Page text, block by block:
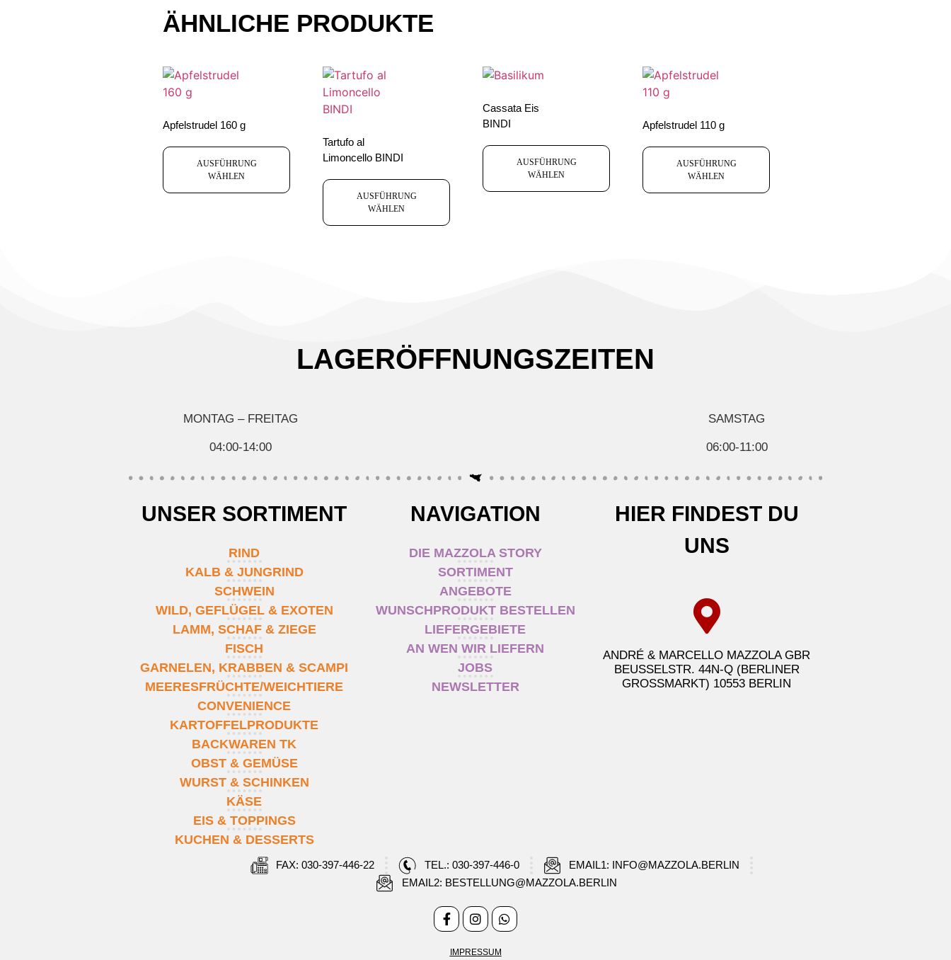
ÄHNLICHE PRODUKTE
Apfelstrudel 160 g
AUSFÜHRUNG
WÄHLEN
Tartufo al
Limoncello BINDI
AUSFÜHRUNG
WÄHLEN
Cassata Eis
BINDI
AUSFÜHRUNG
WÄHLEN
Apfelstrudel 110 g
AUSFÜHRUNG
WÄHLEN
LAGERÖFFNUNGSZEITEN
MONTAG – FREITAG
04:00-14:00
SAMSTAG
06:00-11:00
UNSER SORTIMENT
RIND
KALB & JUNGRIND
SCHWEIN
WILD, GEFLÜGEL & EXOTEN
LAMM, SCHAF & ZIEGE
FISCH
GARNELEN, KRABBEN & SCAMPI
MEERESFRÜCHTE/WEICHTIERE
CONVENIENCE
KARTOFFELPRODUKTE
BACKWAREN TK
OBST & GEMÜSE
WURST & SCHINKEN
KÄSE
EIS & TOPPINGS
KUCHEN & DESSERTS
NAVIGATION
DIE MAZZOLA STORY
SORTIMENT
ANGEBOTE
WUNSCHPRODUKT BESTELLEN
LIEFERGEBIETE
AN WEN WIR LIEFERN
JOBS
NEWSLETTER
HIER FINDEST DU
UNS
ANDRÉ & MARCELLO MAZZOLA GBR
BEUSSELSTR. 44N-Q (BERLINER
GROSSMARKT) 10553 BERLIN
FAX: 030-397-446-22 TEL.: 030-397-446-0
EMAIL1: INFO@MAZZOLA.BERLIN
EMAIL2: BESTELLUNG@MAZZOLA.BERLIN
IMPRESSUM